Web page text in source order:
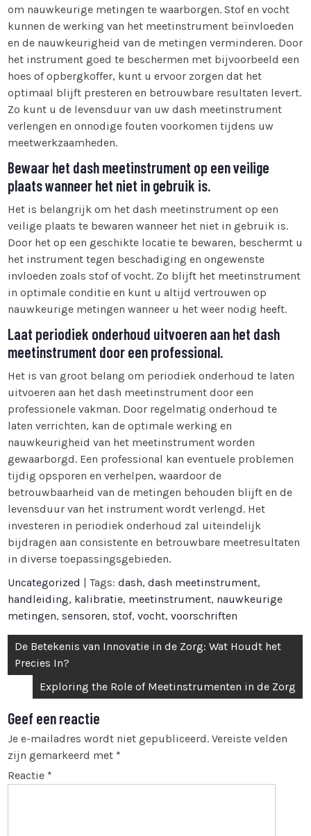
om nauwkeurige metingen te waarborgen. Stof en vocht
kunnen de werking van het meetinstrument beïnvloeden
en de nauwkeurigheid van de metingen verminderen. Door
het instrument goed te beschermen met bijvoorbeeld een
hoes of opbergkoffer, kunt u ervoor zorgen dat het
optimaal blijft presteren en betrouwbare resultaten levert.
Zo kunt u de levensduur van uw dash meetinstrument
verlengen en onnodige fouten voorkomen tijdens uw
meetwerkzaamheden.
Bewaar het dash meetinstrument op een veilige
plaats wanneer het niet in gebruik is.
Het is belangrijk om het dash meetinstrument op een
veilige plaats te bewaren wanneer het niet in gebruik is.
Door het op een geschikte locatie te bewaren, beschermt u
het instrument tegen beschadiging en ongewenste
invloeden zoals stof of vocht. Zo blijft het meetinstrument
in optimale conditie en kunt u altijd vertrouwen op
nauwkeurige metingen wanneer u het weer nodig heeft.
Laat periodiek onderhoud uitvoeren aan het dash
meetinstrument door een professional.
Het is van groot belang om periodiek onderhoud te laten
uitvoeren aan het dash meetinstrument door een
professionele vakman. Door regelmatig onderhoud te
laten verrichten, kan de optimale werking en
nauwkeurigheid van het meetinstrument worden
gewaarborgd. Een professional kan eventuele problemen
tijdig opsporen en verhelpen, waardoor de
betrouwbaarheid van de metingen behouden blijft en de
levensduur van het instrument wordt verlengd. Het
investeren in periodiek onderhoud zal uiteindelijk
bijdragen aan consistente en betrouwbare meetresultaten
in diverse toepassingsgebieden.
Uncategorized | Tags:dash,dash meetinstrument,
handleiding, kalibratie, meetinstrument, nauwkeurige
metingen,sensoren,stof,vocht,voorschriften
Bericht
navigatie
De Betekenis van Innovatie in de Zorg: Wat Houdt het
Precies In?
Exploring the Role of Meetinstrumenten in de Zorg
Geef een reactie
Je e-mailadres wordt niet gepubliceerd. Vereiste velden
zijn gemarkeerd met *
Reactie *